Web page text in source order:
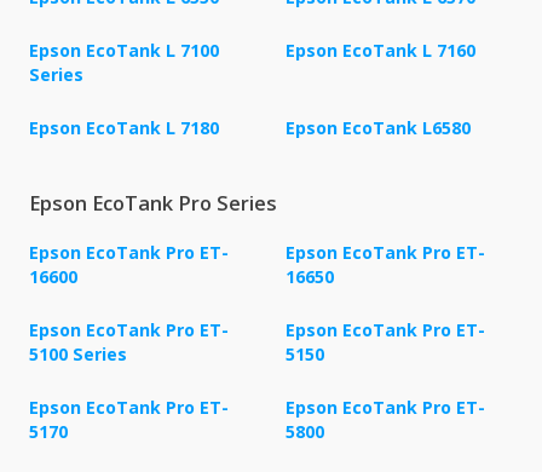
Epson EcoTank L 7100
Series
Epson EcoTank L 7160
Epson EcoTank L 7180 Epson EcoTank L6580
Epson EcoTank Pro Series
Epson EcoTank Pro ET-
16600
Epson EcoTank Pro ET-
16650
Epson EcoTank Pro ET-
5100 Series
Epson EcoTank Pro ET-
5150
Epson EcoTank Pro ET-
5170
Epson EcoTank Pro ET-
5800